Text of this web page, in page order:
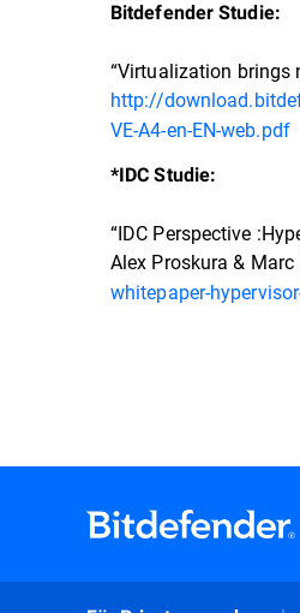
Bitdefender Studie:
“Virtualization brings
http://
VE-A4-en-EN-web.pdf
*IDC Studie:
“IDC Perspective
Alex Proskura &
whitepaper-